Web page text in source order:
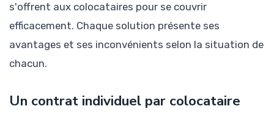
s'offrent aux colocataires pour se couvrir
efficacement. Chaque solution présente ses
avantages et ses inconvénients selon la situation de
chacun.
Un contrat individuel par colocataire